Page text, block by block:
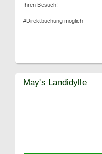
Ihren Besuch!
#Direktbuchung möglich
May's Landidylle